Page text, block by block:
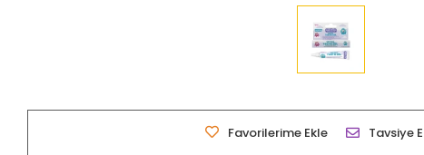
Favorilerime Ekle Tavsiye